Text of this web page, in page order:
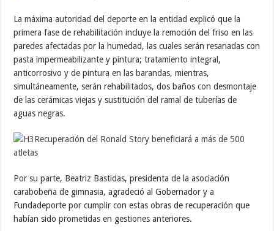
La máxima autoridad del deporte en la entidad explicó que la
primera fase de rehabilitación incluye la remoción del friso en las
paredes afectadas por la humedad, las cuales serán resanadas con
pasta impermeabilizante y pintura; tratamiento integral,
anticorrosivo y de pintura en las barandas, mientras,
simultáneamente, serán rehabilitados, dos baños con desmontaje
de las cerámicas viejas y sustitución del ramal de tuberías de
aguas negras.
Por su parte, Beatriz Bastidas, presidenta de la asociación
carabobeña de gimnasia, agradeció al Gobernador y a
Fundadeporte por cumplir con estas obras de recuperación que
habían sido prometidas en gestiones anteriores.